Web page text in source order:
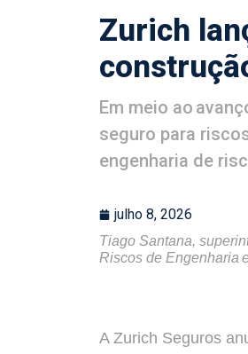
Zurich
Em meio ao
seguro para
engenharia de
julho 8, 2026
Tiago Santana,
Riscos de Engenharia
A Zurich Seguros